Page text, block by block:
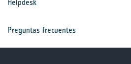
Helpdesk
Preguntas frecuentes